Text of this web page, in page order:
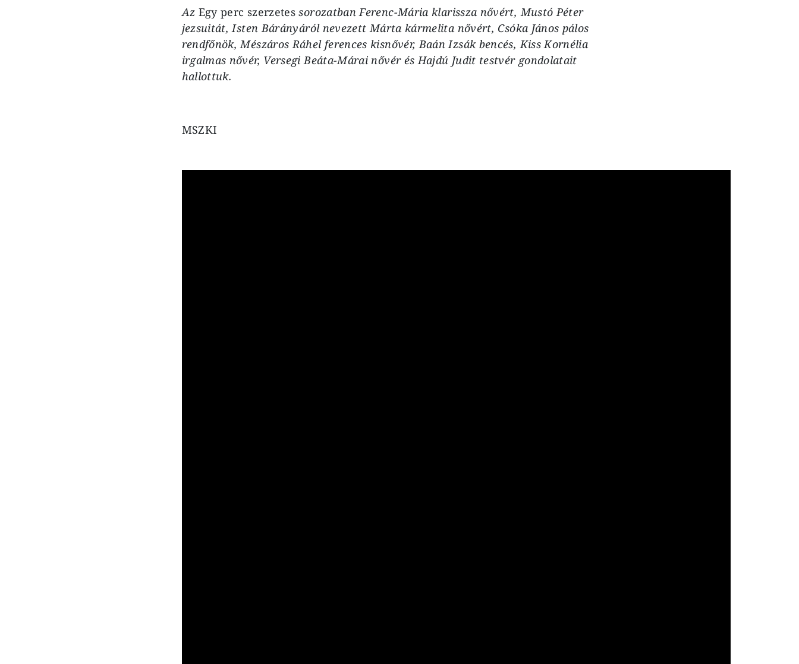
Az Egy perc szerzetes sorozatban Ferenc-Mária klarissza nővért, Mustó Péter
jezsuitát, Isten Bárányáról nevezett Márta kármelita nővért, Csóka János pálos
rendfőnök, Mészáros Ráhel ferences kisnővér, Baán Izsák bencés, Kiss Kornélia
irgalmas nővér, Versegi Beáta-Márai nővér és Hajdú Judit testvér gondolatait
hallottuk.
MSZKI